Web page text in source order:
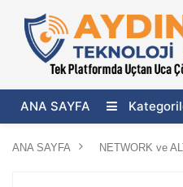
ANA SAYFA
ANA SAYFA NETWORK ve